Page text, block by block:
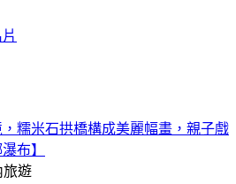
糯米石拱橋構成美麗幅畫，親子戲
布】
旅遊